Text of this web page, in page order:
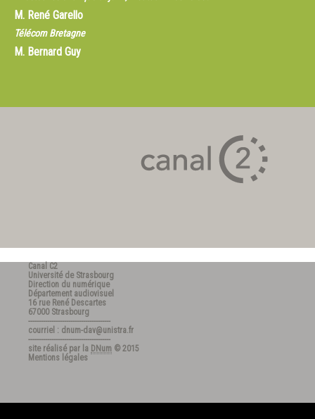
M. René Garello
Télécom Bretagne
M. Bernard Guy
Canal C2
Université de Strasbourg
Direction du numérique
Département audiovisuel
16 rue René Descartes
67000 Strasbourg
---------------------------------------
courriel : dnum-dav@unistra.fr
---------------------------------------
site réalisé par la DNum © 2015
Mentions légales